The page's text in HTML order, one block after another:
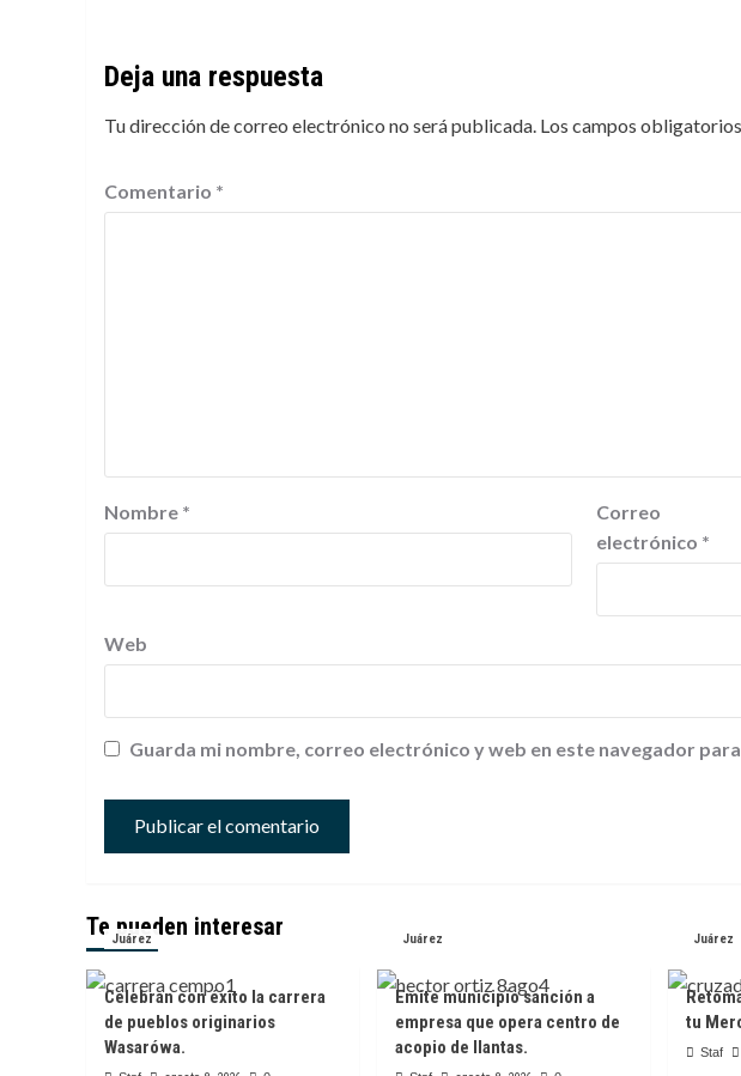
Deja una respuesta
Tu dirección de correo electrónico no será publicada. Los campos
Comentario *
Nombre *
Correo
electrónico *
Web
Guarda mi nombre, correo electrónico y web en este navegador
Te pueden interesar
Juárez
Celebran con éxito la carrera
de pueblos originarios
Wasarówa.
Juárez
Emite municipio sanción a
empresa que opera centro de
acopio de llantas.
Juárez
tu
Staf